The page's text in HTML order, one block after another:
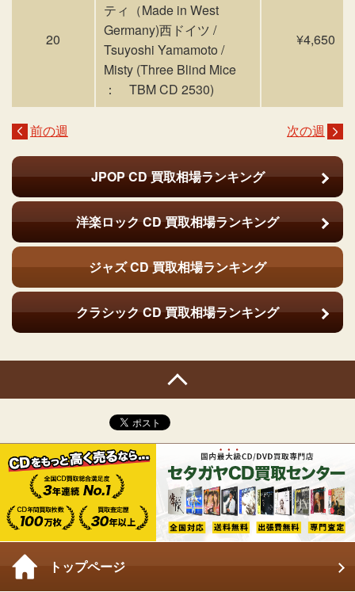
20
ティ（Made in West
Germany)西ドイツ /
Tsuyoshi Yamamoto /
Misty (Three Blind Mice
： TBM CD 2530)
¥4,650
前の週 次の週
JPOP CD買取相場ランキング
洋楽ロック CD買取相場ランキング
ジャズ CD 買取相場ランキング
クラシック CD買取相場ランキング
トップページ